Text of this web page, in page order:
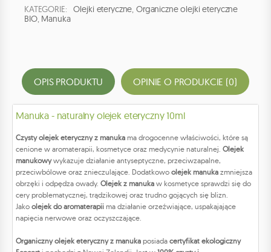
KATEGORIE: Olejki eteryczne, Organiczne olejki eteryczne
BIO, Manuka
OPIS PRODUKTU OPINIE O PRODUKCIE (0)
Manuka - naturalny olejek eteryczny 10ml
Czysty olejek eteryczny z manuka ma drogocenne właściwości, które są
cenione w aromaterapii, kosmetyce oraz medycynie naturalnej. Olejek
manukowywykazuje działanie antyseptyczne, przeciwzapalne,
przeciwbólowe oraz znieczulające. Dodatkowo olejek manuka zmniejsza
obrzęki i odpędza owady. Olejek z manuka w kosmetyce sprawdzi się do
cery problematycznej, trądzikowej oraz trudno gojących się blizn.
Jako olejek do aromaterapii ma działanie orzeźwiające, uspakajające
napięcia nerwowe oraz oczyszczające.
Organiczny olejek eteryczny z manuka posiada certyfikat ekologiczny